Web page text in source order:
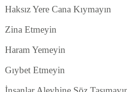
Haksız Yere Cana Kıymayın
Zina Etmeyin
Haram Yemeyin
Gıybet Etmeyin